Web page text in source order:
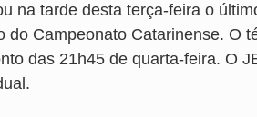
na tarde desta terça-feira o
do Campeonato Catarinense. O
das 21h45 de quarta-feira. O